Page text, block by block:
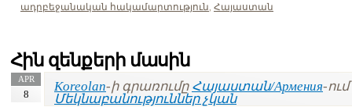
ադրբեջանական հակամարտություն Հայաստան
Հին զենքերի մասին
APR
8
Koreolan-ի գրառումը Հայաստան/Армения-ում
Մեկնաբանություններ չկան